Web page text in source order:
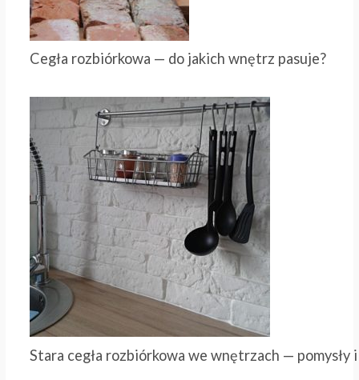
Cegła rozbiórkowa — do jakich wnętrz pasuje?
Stara cegła rozbiórkowa we wnętrzach — pomysły